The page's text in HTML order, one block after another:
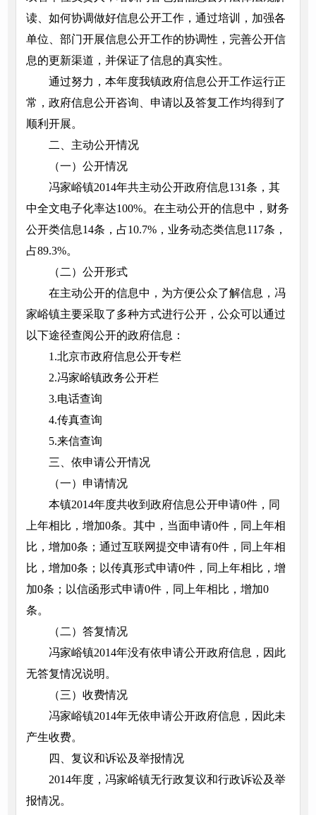
读、如何协调做好信息公开工作，通过培训，加强各
单位、部门开展信息公开工作的协调性，完善公开信
息的更新渠道，并保证了信息的真实性。
通过努力，本年度我镇政府信息公开工作运行正
常，政府信息公开咨询、申请以及答复工作均得到了
顺利开展。
二、主动公开情况
（一）公开情况
冯家峪镇2014年共主动公开政府信息131条，其
中全文电子化率达100%。在主动公开的信息中，财务
公开类信息14条，占10.7%，业务动态类信息117条，
占89.3%。
（二）公开形式
在主动公开的信息中，为方便公众了解信息，冯
家峪镇主要采取了多种方式进行公开，公众可以通过
以下途径查阅公开的政府信息：
1.北京市政府信息公开专栏
2.冯家峪镇政务公开栏
3.电话查询
4.传真查询
5.来信查询
三、依申请公开情况
（一）申请情况
本镇2014年度共收到政府信息公开申请0件，同
上年相比，增加0条。其中，当面申请0件，同上年相
比，增加0条；通过互联网提交申请有0件，同上年相
比，增加0条；以传真形式申请0件，同上年相比，增
加0条；以信函形式申请0件，同上年相比，增加0
条。
（二）答复情况
冯家峪镇2014年没有依申请公开政府信息，因此
无答复情况说明。
（三）收费情况
冯家峪镇2014年无依申请公开政府信息，因此未
产生收费。
四、复议和诉讼及举报情况
2014年度，冯家峪镇无行政复议和行政诉讼及举
报情况。